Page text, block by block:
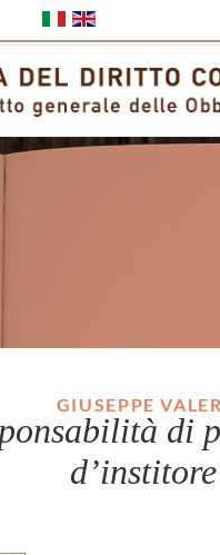
GIUSEPPE
di
d’institore